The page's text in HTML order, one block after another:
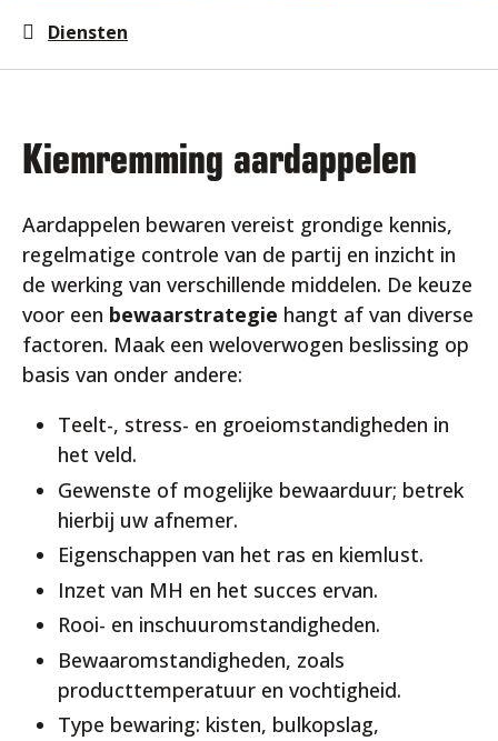
Diensten
Kiemremming aardappelen
Aardappelen bewaren vereist grondige kennis,
regelmatige controle van de partij en inzicht in
de werking van verschillende middelen. De keuze
voor een bewaarstrategie hangt af van diverse
factoren. Maak een weloverwogen beslissing op
basis van onder andere:
Teelt-, stress- en groeiomstandigheden in
het veld.
Gewenste of mogelijke bewaarduur; betrek
hierbij uw afnemer.
Eigenschappen van het ras en kiemlust.
Inzet van MH en het succes ervan.
Rooi- en inschuuromstandigheden.
Bewaaromstandigheden, zoals
producttemperatuur en vochtigheid.
Type bewaring: kisten, bulkopslag,